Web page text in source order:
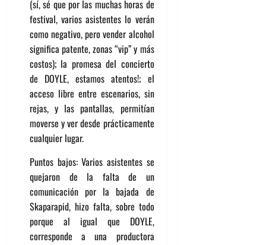
(sí, sé que por las muchas horas de
festival, varios asistentes lo verán
como negativo, pero vender alcohol
significa patente, zonas “vip” y más
costos); la promesa del concierto
de DOYLE, estamos atentos!; el
acceso libre entre escenarios, sin
rejas, y las pantallas, permitían
moverse y ver desde prácticamente
cualquier lugar.
Puntos bajos: Varios asistentes se
quejaron de la falta de un
comunicación por la bajada de
Skaparapid, hizo falta, sobre todo
porque al igual que DOYLE,
corresponde a una productora